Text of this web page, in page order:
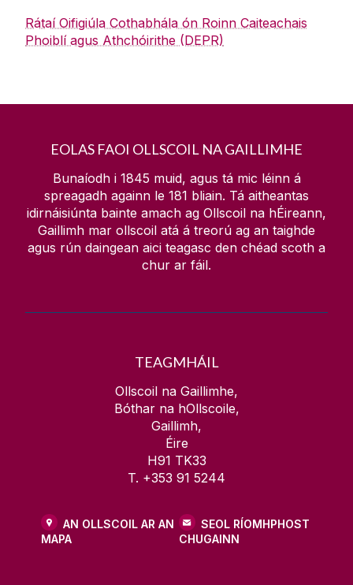
Rátaí Oifigiúla Cothabhála ón Roinn Caiteachais
Phoiblí agus Athchóirithe (DEPR)
EOLAS FAOI OLLSCOIL NA GAILLIMHE
Bunaíodh i 1845 muid, agus tá mic léinn á
spreagadh againn le 181 bliain. Tá aitheantas
idirnáisiúnta bainte amach ag Ollscoil na hÉireann,
Gaillimh mar ollscoil atá á treorú ag an taighde
agus rún daingean aici teagasc den chéad scoth a
chur ar fáil.
TEAGMHÁIL
Ollscoil na Gaillimhe,
Bóthar na hOllscoile,
Gaillimh,
Éire
H91 TK33
T. +353 91 5244
AN OLLSCOIL AR AN
MAPA
SEOL RÍOMHPHOST
CHUGAINN